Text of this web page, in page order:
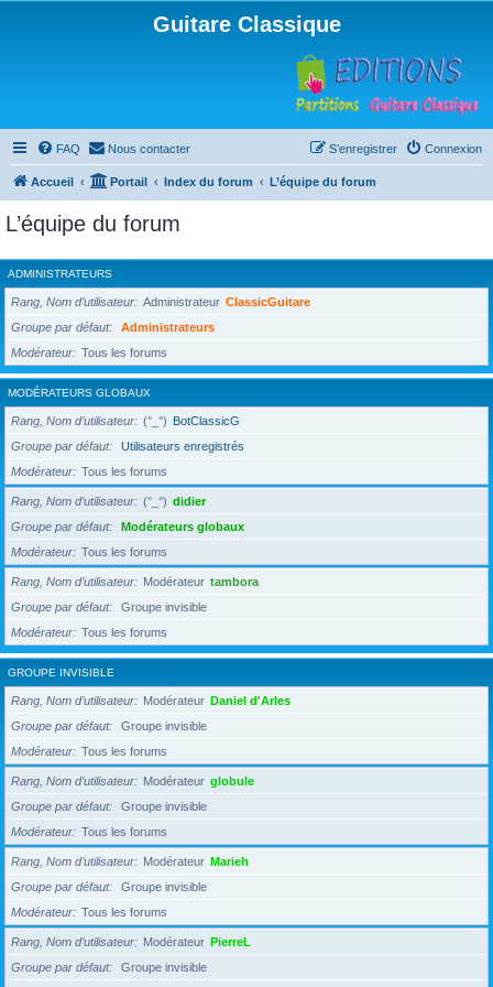
Guitare Classique
FAQ Nous contacter Connexion
S’enregistrer
Accueil Portail Index du forum L’équipe du forum
L’équipe du forum
ADMINISTRATEURS
Rang, Nom d’utilisateur Administrateur ClassicGuitare
Groupe par défaut
Administrateurs
Modérateur
Tous les forums
MODÉRATEURS GLOBAUX
Rang, Nom d’utilisateur (°_°) BotClassicG
Groupe par défaut
Utilisateurs enregistrés
Modérateur
Tous les forums
Rang, Nom d’utilisateur (°_°) didier
Groupe par défaut
Modérateurs globaux
Modérateur
Tous les forums
Rang, Nom d’utilisateur Modérateur tambora
Groupe par défaut
Groupe invisible
Modérateur
Tous les forums
GROUPE INVISIBLE
Rang, Nom d’utilisateur Modérateur Daniel d'Arles
Groupe par défaut
Groupe invisible
Modérateur
Tous les forums
Rang, Nom d’utilisateur Modérateur globule
Groupe par défaut
Groupe invisible
Modérateur
Tous les forums
Rang, Nom d’utilisateur Modérateur Marieh
Groupe par défaut
Groupe invisible
Modérateur
Tous les forums
Rang, Nom d’utilisateur Modérateur PierreL
Groupe par défaut
Groupe invisible